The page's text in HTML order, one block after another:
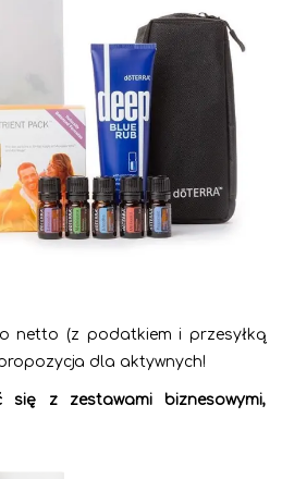
netto (z podatkiem i przesyłką
propozycja dla aktywnych!
się z zestawami biznesowymi,